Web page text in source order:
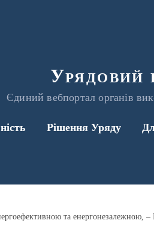
Урядовий
Єдиний вебпортал органів
Рішення Уряду
та енергонезалежною,